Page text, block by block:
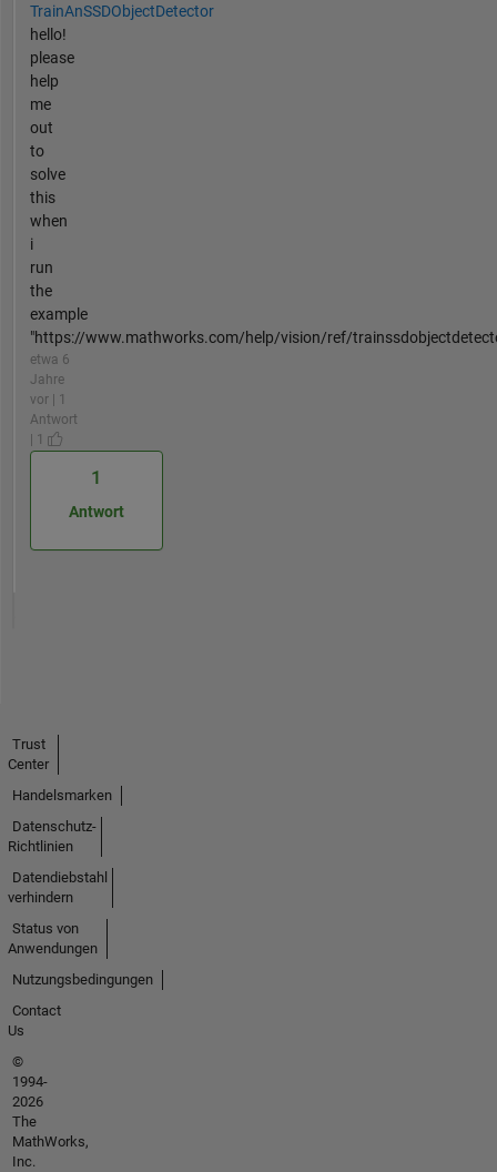
TrainAnSSDObjectDetector
hello!
please
help
me
out
to
solve
this
when
i
run
the
example
"https://www.mathworks.com/help/vision/ref/
etwa 6
Jahre
vor | 1
Antwort
| 1
1
Antwort
Trust
Center
Handelsmarken
Datenschutz-
Richtlinien
Datendiebstahl
verhindern
Status von
Anwendungen
Nutzungsbedingungen
Contact
Us
©
1994-
2026
The
MathWorks,
Inc.